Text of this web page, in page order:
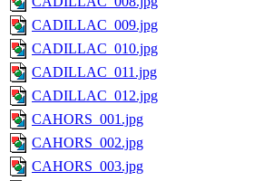
CADILLAC_009.jpg
CADILLAC_010.jpg
CADILLAC_011.jpg
CADILLAC_012.jpg
CAHORS_001.jpg
CAHORS_002.jpg
CAHORS_003.jpg